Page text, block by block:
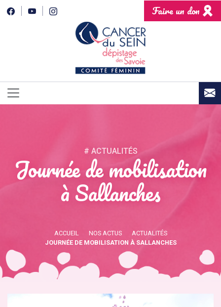
Faire un don
# ACTUALITÉS
Journée de mobilisation
à Sallanches
ACCUEIL NOS ACTUS
ACTUALITÉS
JOURNÉE DE MOBILISATION À SALLANCHES